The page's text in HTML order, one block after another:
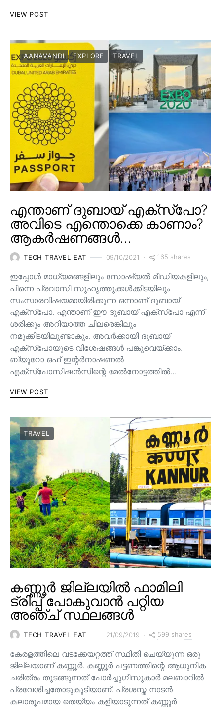
VIEW POST
AANAVANDI EXPLORE TRAVEL
എന്താണ് ദുബായ് എക്സ്പോ?
അവിടെ എന്തൊക്കെ കാണാം?
ആകർഷണങ്ങൾ…
TECH TRAVEL EAT 09/10/2021 165 shares
ഇപ്പോൾ മാധ്യമങ്ങളിലും സോഷ്യൽ മീഡിയകളിലും,
പിന്നെ പ്രവാസി സുഹൃത്തുക്കൾക്കിടയിലും
സംസാരവിഷയമായിരിക്കുന്ന ഒന്നാണ് ദുബായ്
എക്സ്പോ. എന്താണ് ഈ ദുബായ് എക്സ്പോ എന്ന്
ശരിക്കും അറിയാത്ത ചിലരെങ്കിലും
നമുക്കിടയിലുണ്ടാകും. അവർക്കായി ദുബായ്
എക്സ്പോയുടെ വിശേഷങ്ങൾ പങ്കുവെയ്ക്കാം.
ബ്യൂറോ ഒഫ് ഇന്റർനാഷണൽ
എക്സ്പോസിഷൻസിന്റെ മേൽനോട്ടത്തിൽ…
VIEW POST
TRAVEL
കണ്ണൂർ ജില്ലയിൽ ഫാമിലി
ട്രിപ്പ് പോകുവാൻ പറ്റിയ
അഞ്ച് സ്ഥലങ്ങൾ
TECH TRAVEL EAT 21/09/2019 599 shares
കേരളത്തിലെ വടക്കേയറ്റത്ത് സ്ഥിതി ചെയ്യുന്ന ഒരു
ജില്ലയാണ് കണ്ണൂർ. കണ്ണൂർ പട്ടണത്തിന്റെ ആധുനിക
ചരിത്രം തുടങ്ങുന്നത് പോർച്ചുഗീസുകാർ മലബാറിൽ
പ്രവേശിച്ചതോടുകൂടിയാണ്. പ്രശസ്ത നാടൻ
കലാരൂപമായ തെയ്യം കളിയാടുന്നത് കണ്ണൂർ